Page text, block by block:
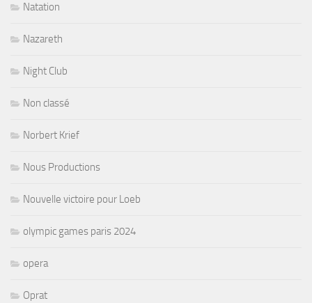
Natation
Nazareth
Night Club
Non classé
Norbert Krief
Nous Productions
Nouvelle victoire pour Loeb
olympic games paris 2024
opera
Oprat